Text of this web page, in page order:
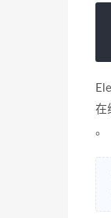
在
。